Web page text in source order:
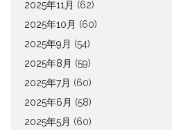
2025年11月 (62)
2025年10月 (60)
2025年9月 (54)
2025年8月 (59)
2025年7月 (60)
2025年6月 (58)
2025年5月 (60)